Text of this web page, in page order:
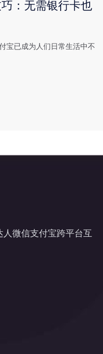
：无需银行卡也
宝已成为人们日常生活中不
微信支付宝跨平台互